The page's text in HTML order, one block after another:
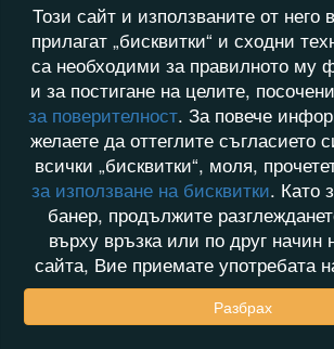
Този сайт и използваните от него
прилагат „бисквитки“ и сходни
са необходими за правилното му
и за постигане на целите,
за поверителност. За повече
желаете да оттеглите съгласието
всички „бисквитки“, моля,
за използване на бисквитки. Като
банер, продължите
върху връзка или по друг начин
сайта, Вие приемате употребата
Разбрах